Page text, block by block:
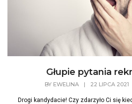
Głupie pytania
BY EWELINA | 22 LIPCA 2021
Drogi kandydacie! Czy zdarzyło Ci się